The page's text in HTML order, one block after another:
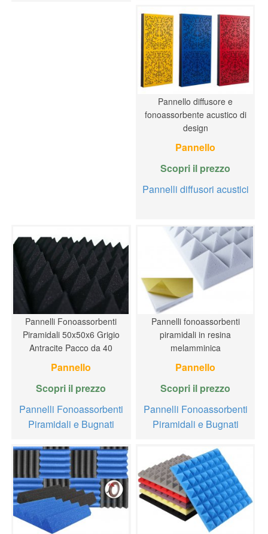
Pannello diffusore e
fonoassorbente acustico di
design
Pannello
Scopri il prezzo
Pannelli diffusori acustici
Pannelli Fonoassorbenti
Piramidali 50x50x6 Grigio
Antracite Pacco da 40
Pannello
Scopri il prezzo
Pannelli Fonoassorbenti
Piramidali e Bugnati
Pannelli fonoassorbenti
piramidali in resina
melamminica
Pannello
Scopri il prezzo
Pannelli Fonoassorbenti
Piramidali e Bugnati